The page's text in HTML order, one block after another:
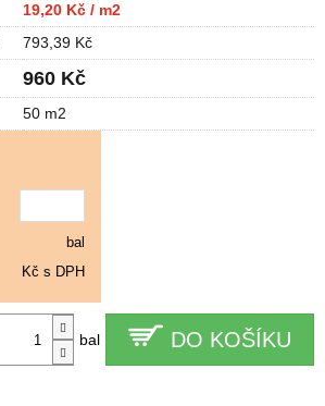
bal DO KOŠÍKU
19,20 Kč / m2
793,39 Kč
960 Kč
50 m2
bal
Kč s DPH